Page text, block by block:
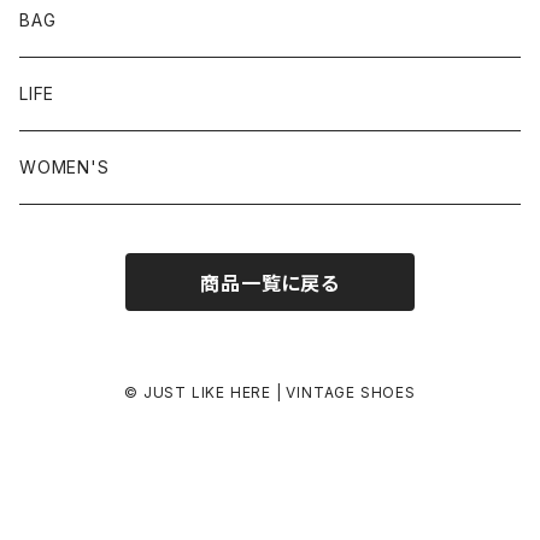
24.0-24.5 cm
24.5-25.0 cm
25.0-25.5 cm
26.0-26.5 cm
26.5-27.0 cm
BAG
LIFE
WOMEN'S
商品一覧に戻る
© JUST LIKE HERE | VINTAGE SHOES